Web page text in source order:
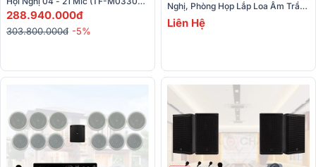
TF-3300P, TS-0308, Alto TS412,
…)
288.940.000đ
303.800.000đ -5%
Nghị, Phòng Họp Lắp Loa Âm Trần
RCF 60-80m (RCF PL 6X, MMS
3404D, MMS 3404D...)
Liên Hệ